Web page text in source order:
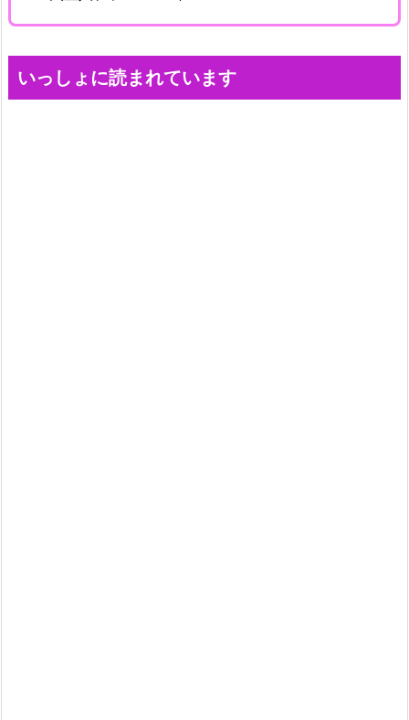
いっしょに読まれています